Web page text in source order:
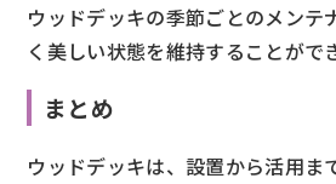
ウッドデッキの季節ごとのメンテ
く美しい状態を維持することがで
まとめ
ウッドデッキは、設置から活用ま